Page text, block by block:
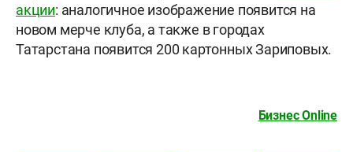
акции: аналогичное изображение появится на
новом мерче клуба, а также в городах
Татарстана появится 200 картонных Зариповых.
Бизнес Online